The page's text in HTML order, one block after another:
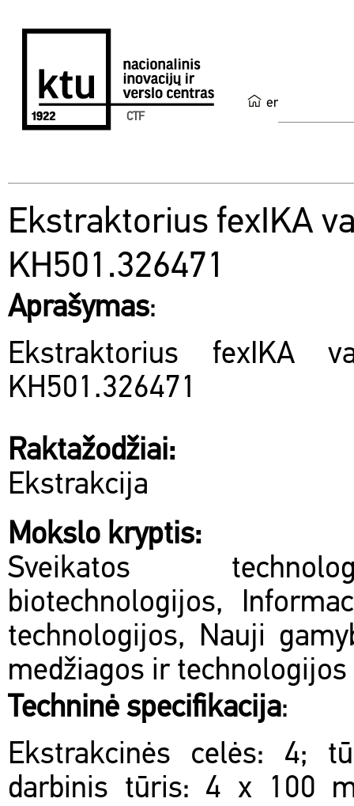
en
CTF
Ekstraktorius fexIKA
KH501.326471
Aprašymas:
Ekstraktorius fexIKA
KH501.326471
Raktažodžiai:
Ekstrakcija
Mokslo kryptis:
Sveikatos
biotechnologijos,
technologijos, Nauji
medžiagos ir technologijos
Techninė specifikacija:
Ekstrakcinės celės: 4;
darbinis tūris: 4 x 100